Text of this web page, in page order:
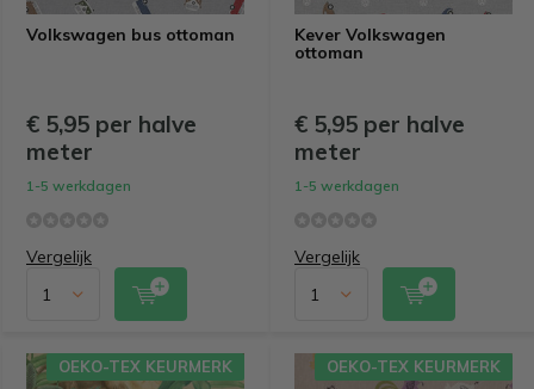
Volkswagen bus ottoman
€ 5,95 per halve
meter
1-5 werkdagen
Vergelijk
Kever Volkswagen
ottoman
€ 5,95 per halve
meter
1-5 werkdagen
Vergelijk
OEKO-TEX KEURMERK OEKO-TEX KEURMERK